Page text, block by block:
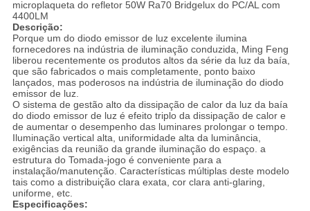
microplaqueta do refletor 50W Ra70 Bridgelux do PC/AL com
4400LM
Descrição:
Porque um do diodo emissor de luz excelente ilumina
fornecedores na indústria de iluminação conduzida, Ming Feng
liberou recentemente os produtos altos da série da luz da baía,
que são fabricados o mais completamente, ponto baixo
lançados, mas poderosos na indústria de iluminação do diodo
emissor de luz.
O sistema de gestão alto da dissipação de calor da luz da baía
do diodo emissor de luz é efeito triplo da dissipação de calor e
de aumentar o desempenho das luminares prolongar o tempo.
Iluminação vertical alta, uniformidade alta da luminância,
exigências da reunião da grande iluminação do espaço. a
estrutura do Tomada-jogo é conveniente para a
instalação/manutenção. Características múltiplas deste modelo
tais como a distribuição clara exata, cor clara anti-glaring,
uniforme, etc.
Especificações: